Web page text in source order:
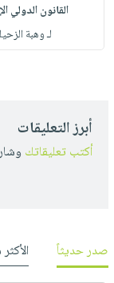
القانون الدولي
لـ وهبة
أبرز التعليقات
أكتب تعليقاتك
صدر حديثاً